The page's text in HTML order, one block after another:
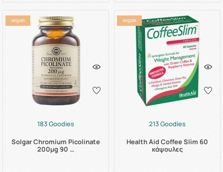
183 Goodies
Solgar Chromium Picolinate
200μg 90 …
213 Goodies
Health Aid Coffee Slim 60
κάψουλες